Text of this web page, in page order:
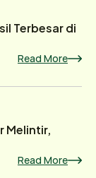
Terbesar di
Read More
Melintir,
Read More